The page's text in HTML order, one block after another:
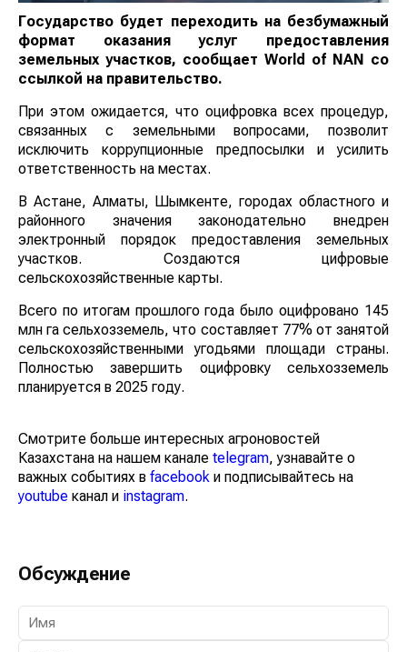
Государство будет переходить на безбумажный
формат оказания услуг предоставления
земельных участков, сообщает World of NAN
со
ссылкой на правительство.
При этом ожидается, что оцифровка всех процедур,
связанных с земельными вопросами, позволит
исключить коррупционные предпосылки и усилить
ответственность на местах.
В Астане, Алматы, Шымкенте, городах областного и
районного значения законодательно внедрен
электронный порядок предоставления земельных
участков. Создаются цифровые
сельскохозяйственные карты.
Всего по итогам прошлого года было оцифровано 145
млн га сельхозземель, что составляет 77% от занятой
сельскохозяйственными угодьями площади страны.
Полностью завершить оцифровку сельхозземель
планируется в 2025 году.
Смотрите больше интересных агроновостей
Казахстана на нашем канале telegram, узнавайте о
важных событиях в facebook и подписывайтесь на
youtube канал и instagram.
Обсуждение